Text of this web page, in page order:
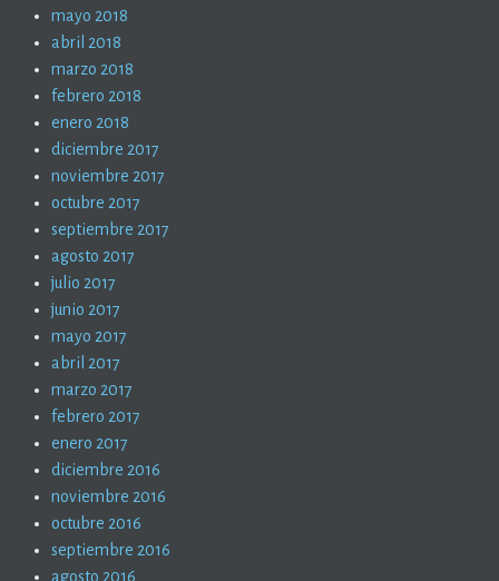
mayo 2018
abril 2018
marzo 2018
febrero 2018
enero 2018
diciembre 2017
noviembre 2017
octubre 2017
septiembre 2017
agosto 2017
julio 2017
junio 2017
mayo 2017
abril 2017
marzo 2017
febrero 2017
enero 2017
diciembre 2016
noviembre 2016
octubre 2016
septiembre 2016
agosto 2016